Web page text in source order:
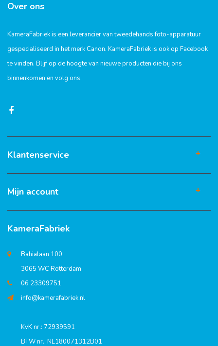
Over ons
KameraFabriek is een leverancier van tweedehands foto-apparatuur
gespecialiseerd in het merk Canon. KameraFabriek is ook op Facebook
te vinden. Blijf op de hoogte van nieuwe producten die bij ons
binnenkomen en volg ons.
Klantenservice
Mijn account
KameraFabriek
Bahialaan 100
3065 WC Rotterdam
06 23309751
info@kamerafabriek.nl
KvK nr.: 72939591
BTW nr.: NL180071312B01